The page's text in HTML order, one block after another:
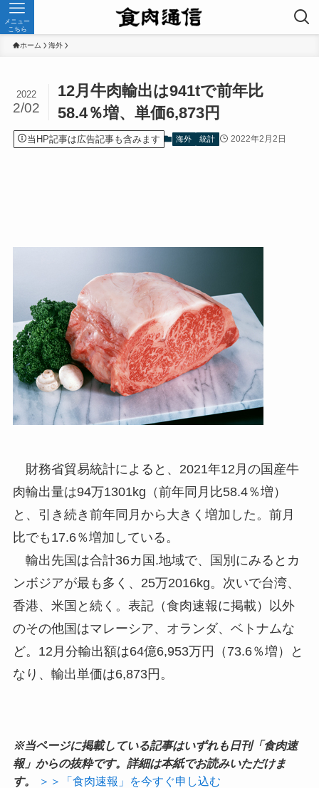
メニュー
こちら
ホーム 海外
12月牛肉輸出は941tで前年比
58.4％増、単価6,873円
2022
2/02
当HP記事は広告記事も含みます 海外 統計 2022年2月2日
財務省貿易統計によると、2021年12月の国産牛
肉輸出量は94万1301kg（前年同月比58.4％増）
と、引き続き前年同月から大きく増加した。前月
比でも17.6％増加している。
輸出先国は合計36カ国.地域で、国別にみるとカ
ンボジアが最も多く、25万2016kg。次いで台湾、
香港、米国と続く。表記（食肉速報に掲載）以外
のその他国はマレーシア、オランダ、ベトナムな
ど。12月分輸出額は64億6,953万円（73.6％増）と
なり、輸出単価は6,873円。
※当ページに掲載している記事はいずれも日刊「食肉速
報」からの抜粋です。詳細は本紙でお読みいただけま
す。
＞＞「食肉速報」を今すぐ申し込む